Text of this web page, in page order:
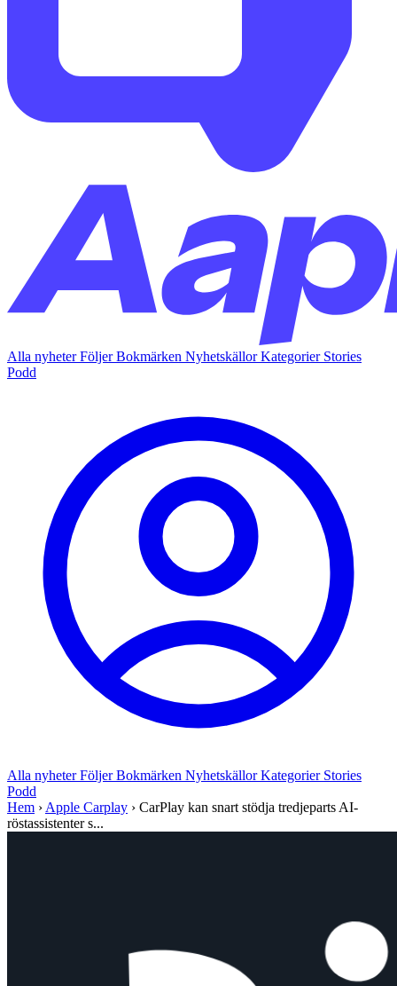
Alla nyheterFöljerBokmärken NyhetskällorKategorier Stories
Podd
Alla nyheterFöljerBokmärken NyhetskällorKategorier Stories
Podd
Hem › Apple Carplay › CarPlay kan snart stödja tredjeparts AI-
röstassistenter s...